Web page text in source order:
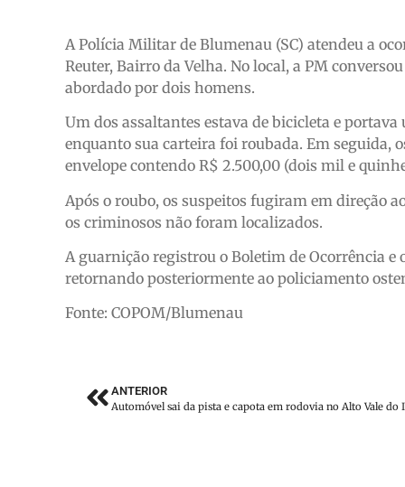
A Polícia Militar de Blumenau (SC) atendeu a
Reuter, Bairro da Velha. No local, a PM
abordado por dois homens.
Um dos assaltantes estava de bicicleta e
enquanto sua carteira foi roubada. Em
envelope contendo R$ 2.500,00 (dois mil e
Após o roubo, os suspeitos fugiram em direção
os criminosos não foram localizados.
A guarnição registrou o Boletim de Ocorrência
retornando posteriormente ao policiamento
Fonte: COPOM/Blumenau
ANTERIOR